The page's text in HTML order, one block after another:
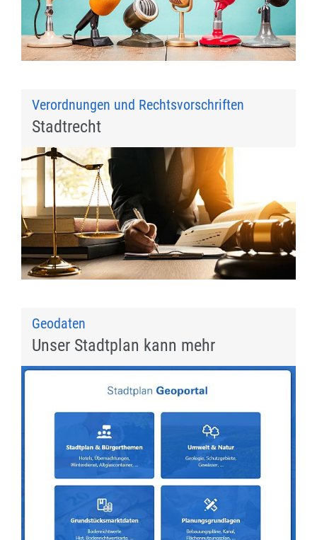
Verordnungen und Rechtsvorschriften
Stadtrecht
Geodaten
Unser Stadtplan kann mehr